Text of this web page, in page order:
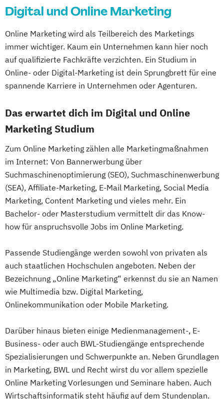
Digital und Online Marketing
Online Marketing wird als Teilbereich des Marketings
immer wichtiger. Kaum ein Unternehmen kann hier noch
auf qualifizierte Fachkräfte verzichten. Ein Studium in
Online- oder Digital-Marketing ist dein Sprungbrett für eine
spannende Karriere in Unternehmen oder Agenturen.
Das erwartet dich im Digital und Online
Marketing Studium
Zum Online Marketing zählen alle Marketingmaßnahmen
im Internet: Von Bannerwerbung über
Suchmaschinenoptimierung (SEO), Suchmaschinenwerbung
(SEA), Affiliate-Marketing, E-Mail Marketing, Social Media
Marketing, Content Marketing und vieles mehr. Ein
Bachelor- oder Masterstudium vermittelt dir das Know-
how für anspruchsvolle Jobs im Online Marketing.
Passende Studiengänge werden sowohl von privaten als
auch staatlichen Hochschulen angeboten. Neben der
Bezeichnung „Online Marketing“ erkennst du sie an Namen
wie Multimedia bzw. Digital Marketing,
Onlinekommunikation oder Mobile Marketing.
Darüber hinaus bieten einige Medienmanagement-, E-
Business- oder auch BWL-Studiengänge entsprechende
Spezialisierungen und Schwerpunkte an. Neben Grundlagen
in Marketing, BWL und Recht wirst du vor allem spezielle
Online Marketing Vorlesungen und Seminare haben. Auch
Wirtschaftsinformatik steht häufig auf dem Stundenplan.